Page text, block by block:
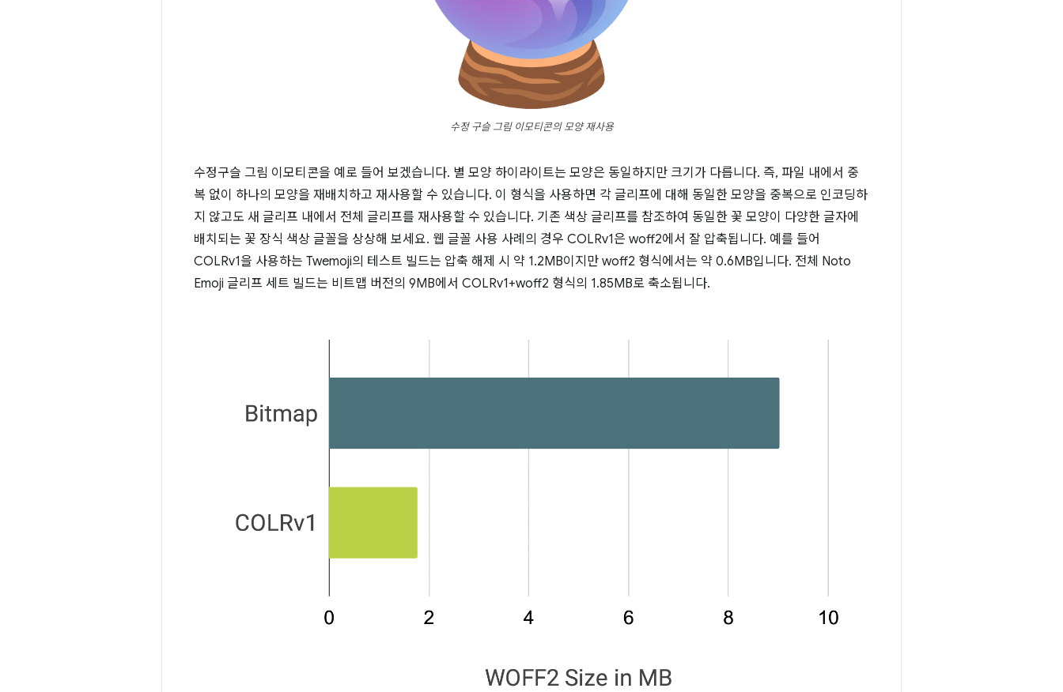
수정 구슬 그림 이모티콘의 모양 재사용
수정구슬 그림 이모티콘을 예로 들어 보겠습니다. 별 모양 하이라이트는 모양은 동일하지만 크기가 다릅니다. 즉, 파일 내에서 중
복 없이 하나의 모양을 재배치하고 재사용할 수 있습니다. 이 형식을 사용하면 각 글리프에 대해 동일한 모양을 중복으로 인코딩하
지 않고도 새 글리프 내에서 전체 글리프를 재사용할 수 있습니다. 기존 색상 글리프를 참조하여 동일한 꽃 모양이 다양한 글자에
배치되는 꽃 장식 색상 글꼴을 상상해 보세요. 웹 글꼴 사용 사례의 경우 COLRv1은 woff2에서 잘 압축됩니다. 예를 들어
COLRv1을 사용하는 Twemoji의 테스트 빌드는 압축 해제 시 약 1.2MB이지만 woff2 형식에서는 약 0.6MB입니다. 전체 Noto
Emoji 글리프 세트 빌드는 비트맵 버전의 9MB에서 COLRv1+woff2 형식의 1.85MB로 축소됩니다.